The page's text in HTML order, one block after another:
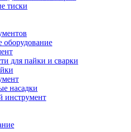
тиски
оборудование
для пайки и сварки
насадки
инструмент